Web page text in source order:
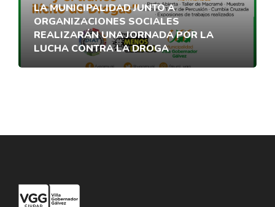
LA MUNICIPALIDAD JUNTO A
ORGANIZACIONES SOCIALES
REALIZARÁN UNA JORNADA POR LA
LUCHA CONTRA LA DROGA